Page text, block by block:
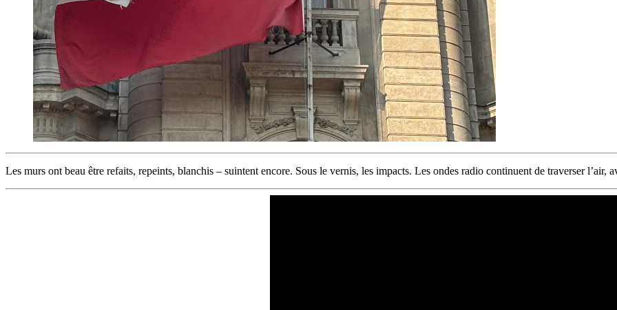
Les murs ont beau être refaits, repeints, blanchis – suintent encore. Sous le vernis, les impacts. Les ondes radio continuent de traverser l’air,